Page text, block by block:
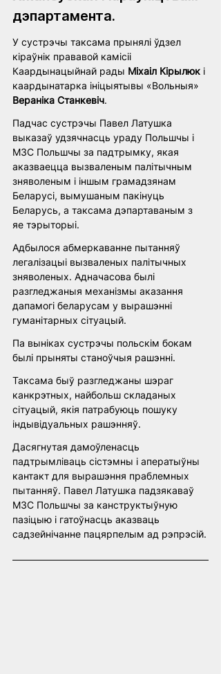
дэпартамента.
У сустрэчы таксама прынялі ўдзел
кіраўнік прававой камісіі
Каардынацыйнай рады Міхаіл Кірылюк і
каардынатарка ініцыятывы «Вольныя»
Вераніка Станкевіч.
Падчас сустрэчы Павел Латушка
выказаў удзячнасць ураду Польшчы і
МЗС Польшчы за падтрымку, якая
аказваецца вызваленым палітычным
зняволеным і іншым грамадзянам
Беларусі, вымушаным пакінуць
Беларусь, а таксама дэпартаваным з
яе тэрыторыі.
Адбылося абмеркаванне пытанняў
легалізацыі вызваленых палітычных
зняволеных. Адначасова былі
разгледжаныя механізмы аказання
дапамогі беларусам у вырашэнні
гуманітарных сітуацый.
Па выніках сустрэчы польскім бокам
былі прыняты станоўчыя рашэнні.
Таксама быў разгледжаны шэраг
канкрэтных, найбольш складаных
сітуацый, якія патрабуюць пошуку
індывідуальных рашэнняў.
Дасягнутая дамоўленасць
падтрымліваць сістэмны і аператыўны
кантакт для вырашэння праблемных
пытанняў. Павел Латушка падзякаваў
МЗС Польшчы за канструктыўную
пазіцыю і гатоўнасць аказваць
садзейнічанне пацярпелым ад рэпрэсій.